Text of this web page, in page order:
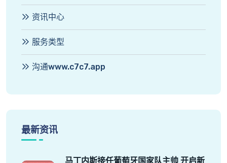
资讯中心
服务类型
沟通www.c7c7.app
最新资讯
马丁内斯接任葡萄牙国家队主帅 开启新